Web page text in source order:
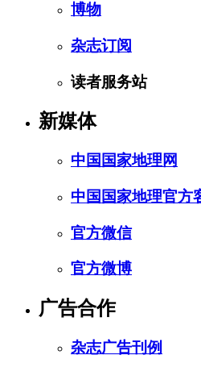
博物
杂志订阅
读者服务站
新媒体
中国国家地理网
中国国家地理官方
官方微信
官方微博
广告合作
杂志广告刊例